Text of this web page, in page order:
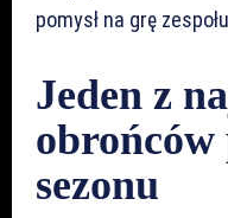
pomysł na grę
Jeden z
obrońców
sezonu